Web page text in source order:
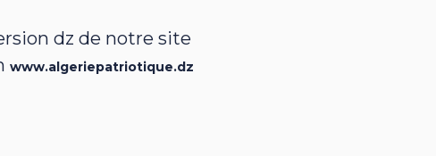
dz de notre site
www.algeriepatriotique.dz